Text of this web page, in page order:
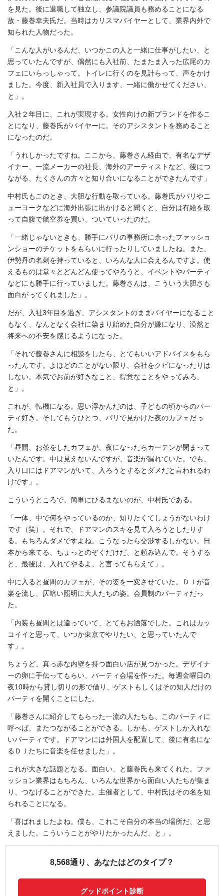
を見た。後に退職して独立し、参議院議員も務めることになる
故・藤巻幸夫氏だ。当時はカリスマバイヤーとして、業界内外で
知られた人物だった。
「こんな人がいるんだ、いつかこの人と一緒に仕事がしたい、と
思っていたんですが、偶然にも入社前、たまたま入った広尾のカ
フェにいらっしゃって。トイレに行くのを見計らって、声をかけ
ました。今度、新入社員で入ります、一緒に働かせてください、
と」。
入社２年目に、これが実現する。女性向けの新ブランドを作るこ
とになり、藤巻氏がバイヤーに。そのアシスタントを務めること
になったのだ。
「うれしかったですね。ここから、藤巻さん経由で、有名なデザ
イナー、一流メーカーの社長、海外のアーティストなど、後につ
ながる、たくさんの方々と知り合いになることができたんです」
中村氏もこのとき、大胆な行動を取っている。藤巻氏がパリやニ
ューヨークなどに海外出張に出かけると聞くと、自分は有給を取
って自腹で航空券を買い、ついていったのだ。
「一緒じゃないときも、勝手にパリの事務所に余ったファッショ
ンショーのチケットをもらいに行ったりしていましたね。また、
伊勢丹の名刺を持っていると、いろんな人に会えるんですよ。使
えるものは堂々とどんどん使ってやろうと、イベントやパーティ
などにも勝手に行っていました。藤巻さんは、こういう大胆さも
面白がってくれました」。
だが、入社3年目を過ぎ、アシスタントのままバイヤーになること
もなく、なんとなく会社に染まり始めた自分が嫌になり、漠然と
将来への不安を感じるようになった。
「それで藤巻さんに相談をしたら、とてもいいアドバイスをもら
ったんです。よほどのことがない限り、会社をクビになったりは
しない。本気でお前が好きなこと、得意なことをやってみろ、
と」。
これが、転機になる。思い浮かんだのは、子どもの頃からのパー
ティ好き。そしてもうひとつ、パリで見かけた夜のカフェだっ
た。
「昼間、お茶をしたカフェが、夜になったらカーテンが閉まって
いたんです。中は見えないんですが、音楽が漏れていた。でも、
入り口にはドアマンがいて、入ろうとするとダメだと言われるわ
けです」。
こういうところで、簡単にひるまないのが、中村氏である。
「一体、中で何をやっているのか、知りたくてしょうがないわけ
です（笑）。それで、ドアマンのスキを見て入ろうとしたりす
る。もちろんダメですよね。こうなったら交渉するしかない。日
本から来てる、ちょっとのぞくだけだ、と頼み込んで。そうする
と、最後は、入れてやるよ、と言ってもらえて」。
中に入ると昼間のカフェが、その姿を一変させていた。ＤＪが音
楽を流し、仄暗い照明に大人たちの姿。会員制のパーティだっ
た。
「内装も昼間とは違っていて、とてもお洒落でした。これはカッ
コイイと思って、いつか東京でやりたい、と思っていたんで
す」。
ちょうど、真っ赤な内壁を持つ面白い店が見つかった。デザイナ
ーの卵に手伝ってもらい、パーティ会場を作った。毎週金曜日の
夜10時から貸し切りの形で借り、ゲストもしくはその知人だけの
パーティを開くことにした。
「藤巻さんに紹介してもらった一流の人たちも、このパーティに
呼べば、またつながることができる。しかも、ゲストしか入れな
いパーティです。ドアマンには外国人を配置して、後に有名にな
るＤＪたちに音楽を任せました」。
これが大きな話題となる。面白い、と藤巻氏も来てくれた。ファ
ッション業界はもちろん、いろんな世界から面白い人たちが集ま
り、つなげることができた。主催者として、中村氏はその名を知
られることになる。
「喜ばれましたよね。僕も、これこそ自分の本当の場所だ、と思
えました。こういうことがやりたかったんだ、と」。
8,568通り、あなたはどのタイプ？
グッドポイント診断